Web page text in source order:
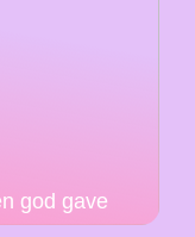
god gave